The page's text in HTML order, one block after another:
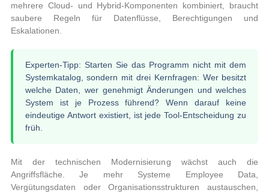
mehrere Cloud- und Hybrid-Komponenten kombiniert, braucht
saubere Regeln für Datenflüsse, Berechtigungen und
Eskalationen.
Experten-Tipp: Starten Sie das Programm nicht mit dem
Systemkatalog, sondern mit drei Kernfragen: Wer besitzt
welche Daten, wer genehmigt Änderungen und welches
System ist je Prozess führend? Wenn darauf keine
eindeutige Antwort existiert, ist jede Tool-Entscheidung zu
früh.
Mit der technischen Modernisierung wächst auch die
Angriffsfläche. Je mehr Systeme Employee Data,
Vergütungsdaten oder Organisationsstrukturen austauschen,